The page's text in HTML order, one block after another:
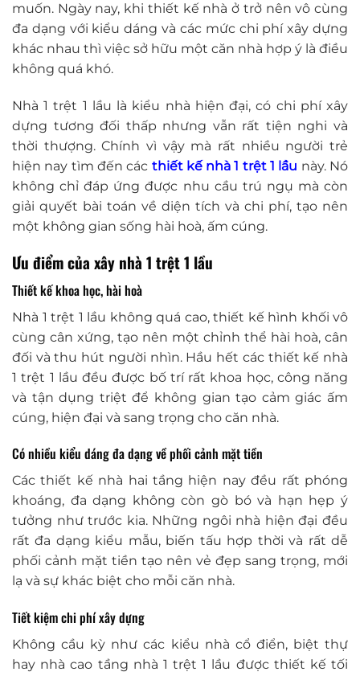
muốn. Ngày nay, khi thiết kế nhà ở trở nên vô cùng
đa dạng với kiểu dáng và các mức chi phí xây dựng
khác nhau thì việc sở hữu một căn nhà hợp ý là điều
không quá khó.
Nhà 1 trệt 1 lầu là kiểu nhà hiện đại, có chi phí xây
dựng tương đối thấp nhưng vẫn rất tiện nghi và
thời thượng. Chính vì vậy mà rất nhiều người trẻ
hiện nay tìm đến các thiết kế nhà 1 trệt 1 lầu này. Nó
không chỉ đáp ứng được nhu cầu trú ngụ mà còn
giải quyết bài toán về diện tích và chi phí, tạo nên
một không gian sống hài hoà, ấm cúng.
Ưu điểm của xây nhà 1 trệt 1 lầu
Thiết kế khoa học, hài hoà
Nhà 1 trệt 1 lầu không quá cao, thiết kế hình khối vô
cùng cân xứng, tạo nên một chỉnh thể hài hoà, cân
đối và thu hút người nhìn. Hầu hết các thiết kế nhà
1 trệt 1 lầu đều được bố trí rất khoa học, công năng
và tận dụng triệt để không gian tạo cảm giác ấm
cúng, hiện đại và sang trọng cho căn nhà.
Có nhiều kiểu dáng đa dạng về phối cảnh mặt tiền
Các thiết kế nhà hai tầng hiện nay đều rất phóng
khoáng, đa dạng không còn gò bó và hạn hẹp ý
tưởng như trước kia. Những ngôi nhà hiện đại đều
rất đa dạng kiểu mẫu, biến tấu hợp thời và rất dễ
phối cảnh mặt tiền tạo nên vẻ đẹp sang trọng, mới
lạ và sự khác biệt cho mỗi căn nhà.
Tiết kiệm chi phí xây dựng
Không cầu kỳ như các kiểu nhà cổ điển, biệt thự
hay nhà cao tầng nhà 1 trệt 1 lầu được thiết kế tối